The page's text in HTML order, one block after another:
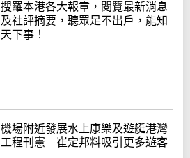
搜羅本港各大報章，閱覽最新消息
及社評摘要，聽眾足不出戶，能知
天下事！
機場附近發展水上康樂及遊艇港灣
工程刊憲 崔定邦料吸引更多遊客